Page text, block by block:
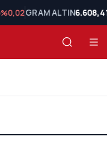
%0,02GRAM ALTIN